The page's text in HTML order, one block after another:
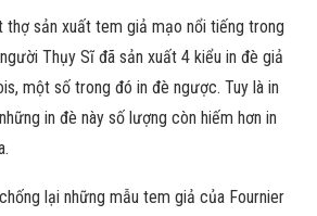
thợ sản xuất tem giả mạo nổi tiếng trong
Thụy Sĩ đã sản xuất 4 kiểu in đè giả
một số trong đó in đè ngược. Tuy là in
in đè này số lượng còn hiếm hơn in
lại những mẫu tem giả của Fournier